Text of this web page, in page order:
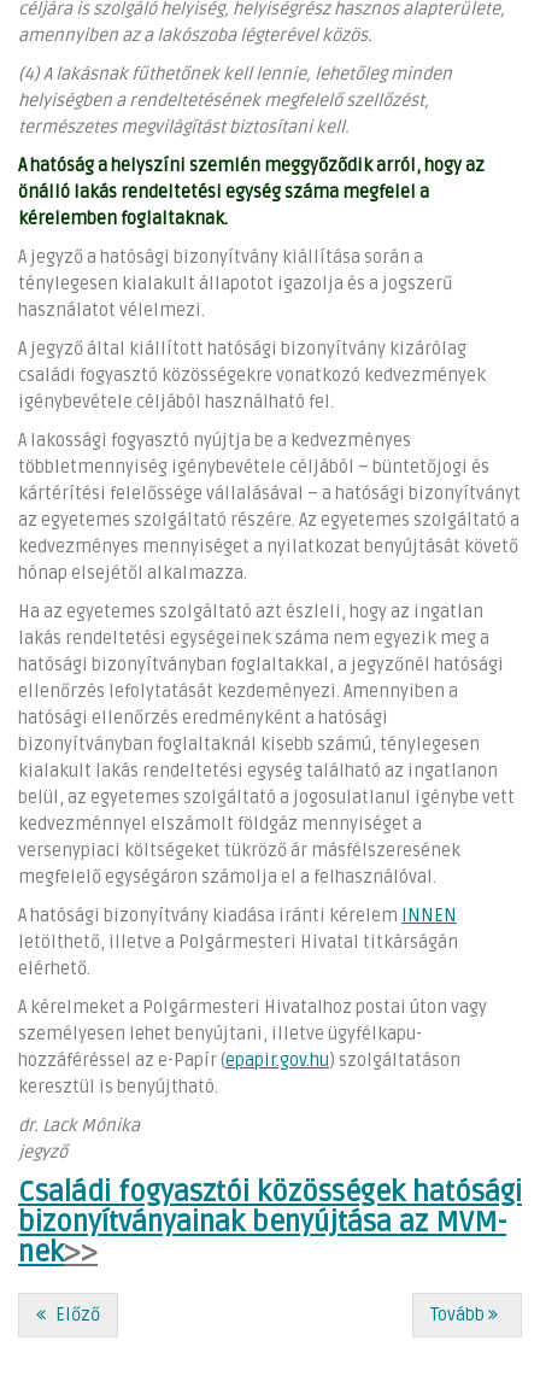
céljára is szolgáló helyiség, helyiségrész hasznos alapterülete,
amennyiben az a lakószoba légterével közös.
(4) A lakásnak fűthetőnek kell lennie, lehetőleg minden
helyiségben a rendeltetésének megfelelő szellőzést,
természetes megvilágítást biztosítani kell.
A hatóság a helyszíni szemlén meggyőződik arról, hogy az
önálló lakás rendeltetési egység száma megfelel a
kérelemben foglaltaknak.
A jegyző a hatósági bizonyítvány kiállítása során a
ténylegesen kialakult állapotot igazolja és a jogszerű
használatot vélelmezi.
A jegyző által kiállított hatósági bizonyítvány kizárólag
családi fogyasztó közösségekre vonatkozó kedvezmények
igénybevétele céljából használható fel.
A lakossági fogyasztó nyújtja be a kedvezményes
többletmennyiség igénybevétele céljából – büntetőjogi és
kártérítési felelőssége vállalásával – a hatósági bizonyítványt
az egyetemes szolgáltató részére. Az egyetemes szolgáltató a
kedvezményes mennyiséget a nyilatkozat benyújtását követő
hónap elsejétől alkalmazza.
Ha az egyetemes szolgáltató azt észleli, hogy az ingatlan
lakás rendeltetési egységeinek száma nem egyezik meg a
hatósági bizonyítványban foglaltakkal, a jegyzőnél hatósági
ellenőrzés lefolytatását kezdeményezi. Amennyiben a
hatósági ellenőrzés eredményként a hatósági
bizonyítványban foglaltaknál kisebb számú, ténylegesen
kialakult lakás rendeltetési egység található az ingatlanon
belül, az egyetemes szolgáltató a jogosulatlanul igénybe vett
kedvezménnyel elszámolt földgáz mennyiséget a
versenypiaci költségeket tükröző ár másfélszeresének
megfelelő egységáron számolja el a felhasználóval.
A hatósági bizonyítvány kiadása iránti kérelem
INNEN
letölthető, illetve a Polgármesteri Hivatal titkárságán
elérhető.
A kérelmeket a Polgármesteri Hivatalhoz postai úton vagy
személyesen lehet benyújtani, illetve ügyfélkapu-
hozzáféréssel az e-Papír (epapir.gov.hu) szolgáltatáson
keresztül is benyújtható.
dr. Lack Mónika
jegyző
Családi fogyasztói közösségek hatósági
bizonyítványainak benyújtása az MVM-
nek>>
Előző Tovább